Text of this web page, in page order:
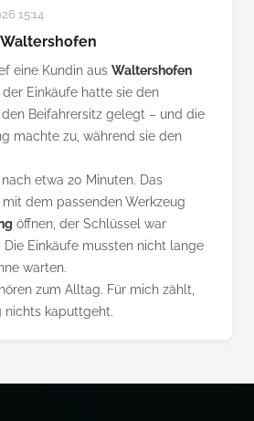
15:14
eine Kundin aus Waltershofen
Einkäufe hatte sie den
Beifahrersitz gelegt – und die
machte zu, während sie den
etwa 20 Minuten. Das
dem passenden Werkzeug
öffnen, der Schlüssel war
Einkäufe mussten nicht lange
warten.
zum Alltag. Für mich zählt,
nichts kaputtgeht.